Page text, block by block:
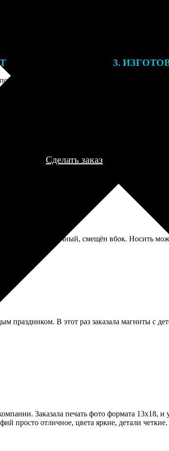
заказа к печати
могут связаться с Вами
телефону или email для
деталей.
3.
Оплатите
оплаты
описанием
Сделать заказ
не симметричный, смещён вбок. Носить
В этот раз заказала магниты с
Заказала печать фото формата 13х18,
просто отличное, цвета яркие, детали